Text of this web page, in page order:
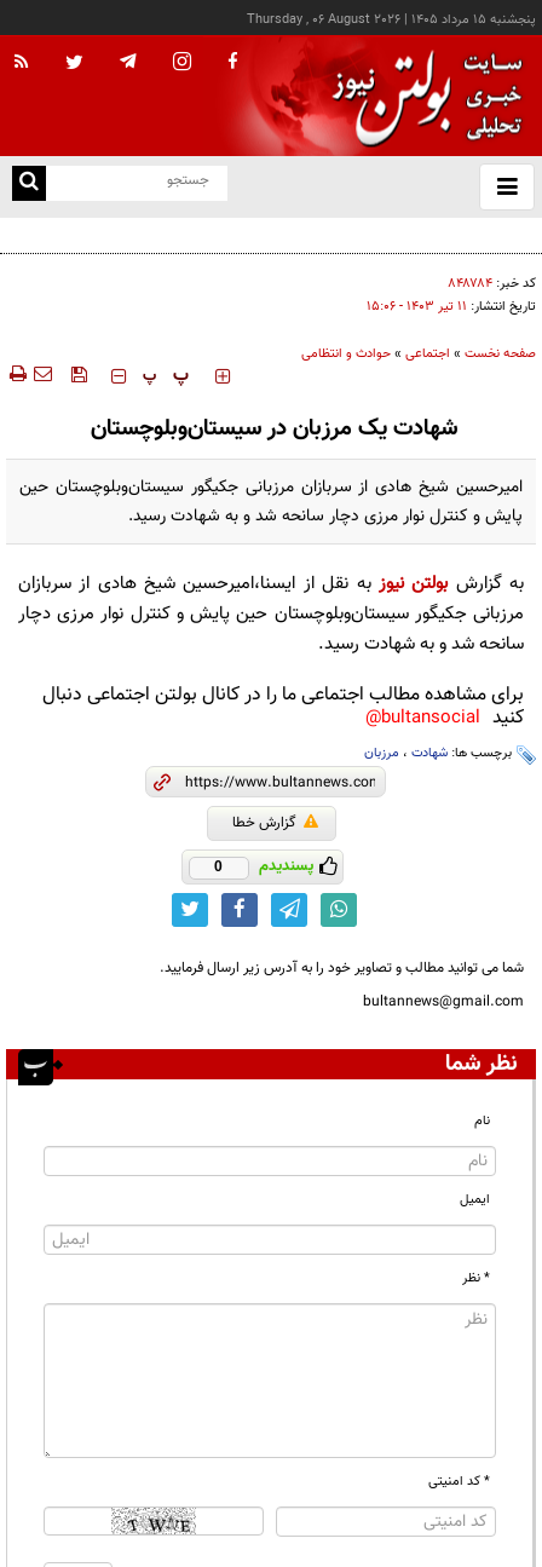
پنجشنبه ۱۵ مرداد ۱۴۰۵ |
Thursday , 06 August 2026
باز
و
کد خبر: ۸۴۸۷۸۴
تاریخ انتشار: ۱۱ تير ۱۴۰۳ - ۱۵:۰۶
صفحه نخست » اجتماعی »حوادث و انتظامی
‍‍‍ پ پ
شهادت یک مرزبان در سیستان‌و‌بلوچستان
امیرحسین شیخ هادی از سربازان مرزبانی جکیگور سیستان‌وبلوچستان حین
پایش و کنترل نوار مرزی دچار سانحه شد و به شهادت رسید.
به گزارشبولتن نیوز به نقل از ایسنا،امیرحسین شیخ هادی از سربازان
مرزبانی جکیگور سیستان‌وبلوچستان حین پایش و کنترل نوار مرزی دچار
سانحه شد و به شهادت رسید.
برای مشاهده مطالب اجتماعی ما را در کانال بولتن اجتماعی دنبال
کنید bultansocial@
برچسب ها: شهادت ، مرزبان
گزارش خطا
پسندیدم 0
شما می توانید مطالب و تصاویر خود را به آدرس زیر ارسال فرمایید.
bultannews@gmail.com
نظر شما
نام
ایمیل
* نظر
* کد امنیتی